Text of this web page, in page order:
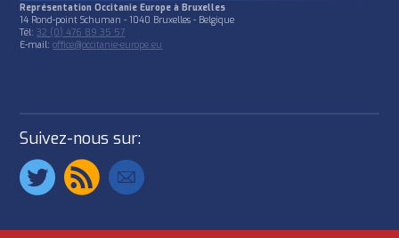
Représentation Occitanie Europe à Bruxelles
14 Rond-point Schuman - 1040 Bruxelles - Belgique
Tél: 32 (0) 476 89 35 57
E-mail:office@occitanie-europe.eu
Suivez-nous sur: